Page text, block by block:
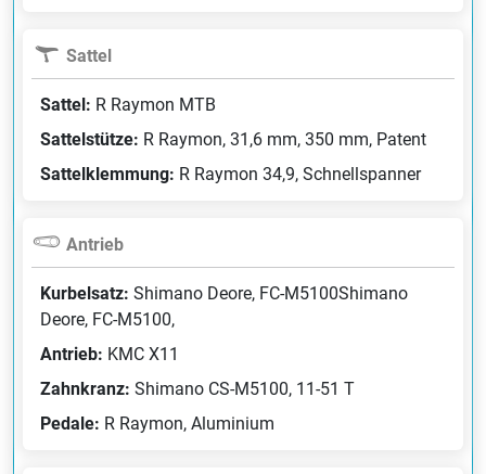
Sattel
Sattel: R Raymon MTB
Sattelstütze: R Raymon, 31,6 mm, 350 mm, Patent
Sattelklemmung: R Raymon 34,9, Schnellspanner
Antrieb
Kurbelsatz: Shimano Deore, FC-M5100Shimano
Deore, FC-M5100,
Antrieb: KMC X11
Zahnkranz: Shimano CS-M5100, 11-51 T
Pedale: R Raymon, Aluminium